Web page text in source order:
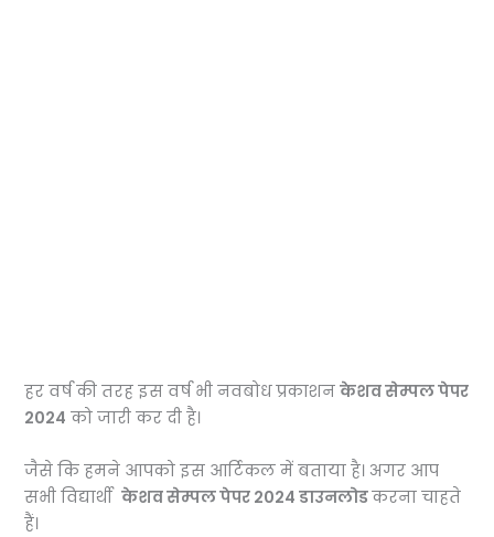
हर वर्ष की तरह इस वर्ष भी नवबोध प्रकाशनकेशव सेम्पल पेपर
2024 को जारी कर दी है।
जैसे कि हमने आपको इस आर्टिकल में बताया है। अगर आप
सभी विद्यार्थीकेशव सेम्पल पेपर 2024 डाउनलोडकरना चाहते
हैं।